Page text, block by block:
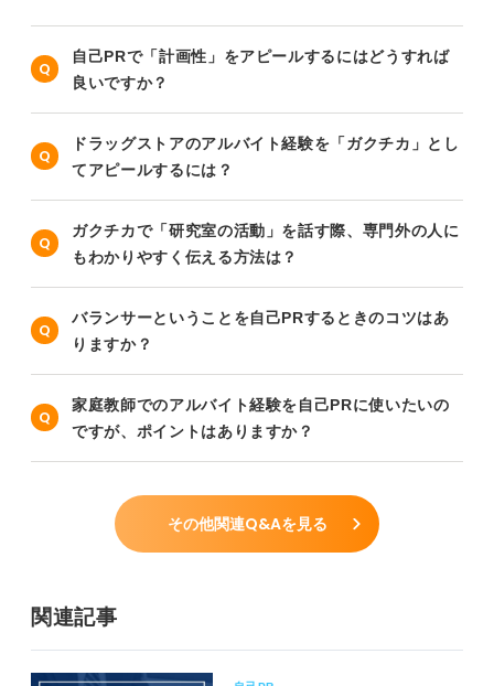
自己PRで「計画性」をアピールするにはどうすれば
良いですか？
ドラッグストアのアルバイト経験を「ガクチカ」とし
てアピールするには？
ガクチカで「研究室の活動」を話す際、専門外の人に
もわかりやすく伝える方法は？
バランサーということを自己PRするときのコツはあ
りますか？
家庭教師でのアルバイト経験を自己PRに使いたいの
ですが、ポイントはありますか？
その他関連Q&Aを見る
関連記事